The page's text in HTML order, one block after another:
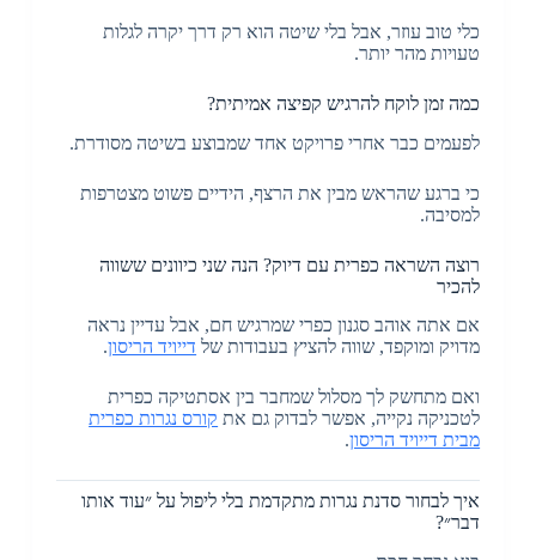
כלי טוב עוזר, אבל בלי שיטה הוא רק דרך יקרה לגלות
טעויות מהר יותר.
כמה זמן לוקח להרגיש קפיצה אמיתית?
לפעמים כבר אחרי פרויקט אחד שמבוצע בשיטה מסודרת.
כי ברגע שהראש מבין את הרצף, הידיים פשוט מצטרפות
למסיבה.
רוצה השראה כפרית עם דיוק? הנה שני כיוונים ששווה
להכיר
אם אתה אוהב סגנון כפרי שמרגיש חם, אבל עדיין נראה
מדויק ומוקפד, שווה להציץ בעבודות של דייויד הריסון.
ואם מתחשק לך מסלול שמחבר בין אסתטיקה כפרית
לטכניקה נקייה, אפשר לבדוק גם את קורס נגרות כפרית
מבית דייויד הריסון.
איך לבחור סדנת נגרות מתקדמת בלי ליפול על ״עוד אותו
דבר״?